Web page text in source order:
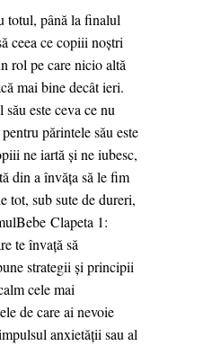
totul, până la finalul
ceea ce copiii noștri
rol pe care nicio altă
mai bine decât ieri.
este ceva ce nu
părintele său este
ne iartă și ne iubesc,
din a învăța să le fim
tot, sub sute de dureri,
Clapeta 1:
te învață să
strategii și principii
cele mai
de care ai nevoie
anxietății sau al